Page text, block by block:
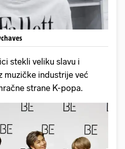
stekli veliku slavu i
muzičke industrije već
strane K-popa.